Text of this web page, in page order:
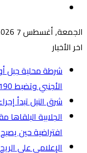
الجمعة, أغسطس 7 2026
اخر الأخبار
شرطة محلية جبل
الأجنبي وتضبط 190 مخالفاً:
شرق النيل تبدأ
الجلابية
افتراضية حين
الإعلامي علي